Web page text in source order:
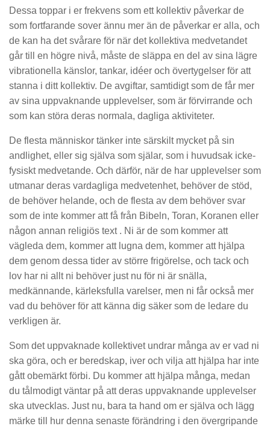
Dessa toppar i er frekvens som ett kollektiv påverkar de
som fortfarande sover ännu mer än de påverkar er alla, och
de kan ha det svårare för när det kollektiva medvetandet
går till en högre nivå, måste de släppa en del av sina lägre
vibrationella känslor, tankar, idéer och övertygelser för att
stanna i ditt kollektiv. De avgiftar, samtidigt som de får mer
av sina uppvaknande upplevelser, som är förvirrande och
som kan störa deras normala, dagliga aktiviteter.
De flesta människor tänker inte särskilt mycket på sin
andlighet, eller sig själva som själar, som i huvudsak icke-
fysiskt medvetande. Och därför, när de har upplevelser som
utmanar deras vardagliga medvetenhet, behöver de stöd,
de behöver helande, och de flesta av dem behöver svar
som de inte kommer att få från Bibeln, Toran, Koranen eller
någon annan religiös text . Ni är de som kommer att
vägleda dem, kommer att lugna dem, kommer att hjälpa
dem genom dessa tider av större frigörelse, och tack och
lov har ni allt ni behöver just nu för ni är snälla,
medkännande, kärleksfulla varelser, men ni får också mer
vad du behöver för att känna dig säker som de ledare du
verkligen är.
Som det uppvaknade kollektivet undrar många av er vad ni
ska göra, och er beredskap, iver och vilja att hjälpa har inte
gått obemärkt förbi. Du kommer att hjälpa många, medan
du tålmodigt väntar på att deras uppvaknande upplevelser
ska utvecklas. Just nu, bara ta hand om er själva och lägg
märke till hur denna senaste förändring i den övergripande